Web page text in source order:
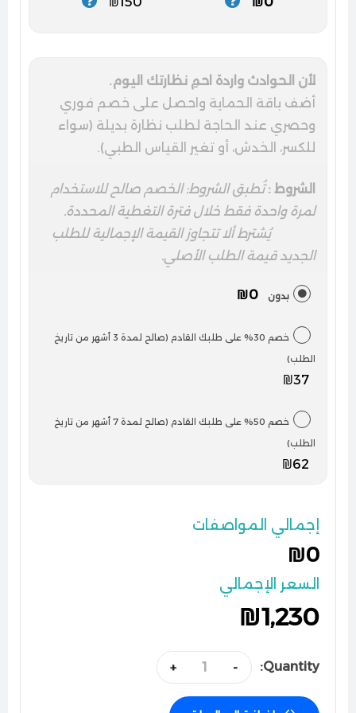
لأن الحوادث واردة احمِ نظارتك اليوم.
أضف باقة الحماية واحصل على خصم فوري
وحصري عند الحاجة لطلب نظارة بديلة (سواء
للكسر، الخدش، أو تغير القياس الطبي).
الشروط : تُطبق الشروط: الخصم صالح للاستخدام
لمرة واحدة فقط خلال فترة التغطية المحددة.
يُشترط ألا تتجاوز القيمة الإجمالية للطلب
الجديد قيمة الطلب الأصلي.
بدون ₪0
خصم 30% على طلبك القادم (صالح لمدة 3 أشهر من تاريخ
الطلب)
₪37
خصم 50% على طلبك القادم (صالح لمدة 7 أشهر من تاريخ
الطلب)
₪62
إجمالي المواصفات
₪0
السعر الإجمالي
₪1,230
Quantity:
-
+